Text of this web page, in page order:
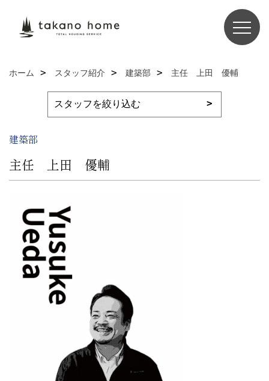
ホーム スタッフ紹介 建築部 主任 上田 優輔
建築部
主任 上田 優輔